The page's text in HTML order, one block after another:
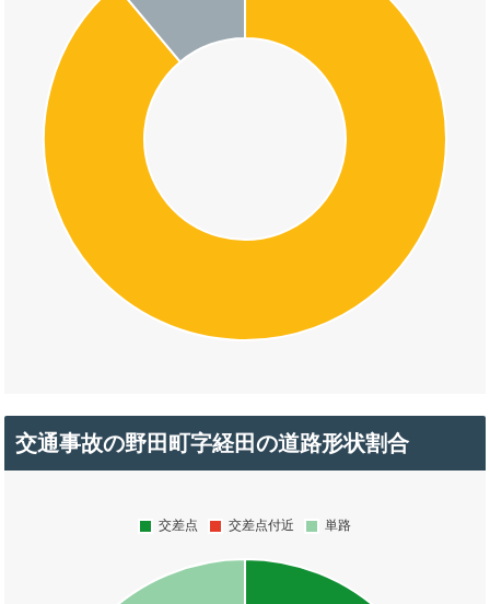
交通事故の野田町字経田の道路形状割合